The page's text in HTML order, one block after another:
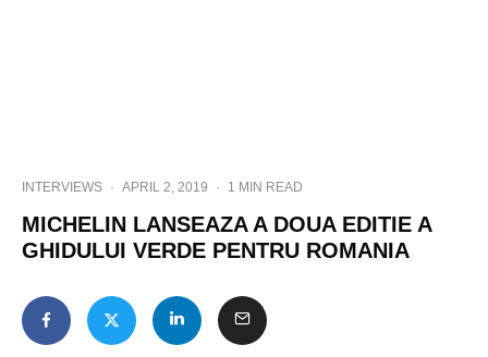
INTERVIEWS · APRIL 2, 2019 · 1 MIN READ
MICHELIN LANSEAZA A DOUA EDITIE A
GHIDULUI VERDE PENTRU ROMANIA